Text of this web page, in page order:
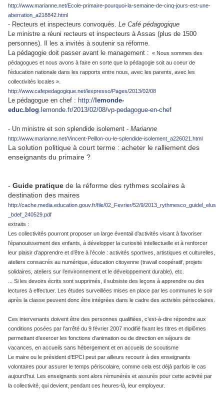
http://www.marianne.net/Ecole-primaire-pourquoi-la-semaine-de-cinq-jours-est-une-
aberration_a218842.html
- Recteurs et inspecteurs convoqués. Le Café pédagogique
Le ministre a réuni recteurs et inspecteurs à Assas (plus de 1500
personnes). Il les a invités à soutenir sa réforme.
La pédagogie doit passer avant le management : « Nous sommes des
pédagogues et nous avons à faire en sorte que la pédagogie soit au coeur de
l'éducation nationale dans les rapports entre nous, avec les parents, avec les
collectivités locales ».
http://www.cafepedagogique.net/lexpresso/Pages/2013/02/08
Le pédagogue en chef : http:// lemonde-
educ.blog.lemonde.fr/2013/02/08/vp-pedagogue-en-chef
- Un ministre et son splendide isolement - Marianne
http://www.marianne.net/Vincent-Peillon-ou-le-splendide-isolement_a226021.html
La solution politique à court terme : acheter le ralliement des
enseignants du primaire ?
- Guide pratique de la réforme des rythmes scolaires à
destination des maires
http://cache.media.education.gouv.fr/file/02_Fevrier/52/9/2013_rythmesco_guidel_elus
_bdef_240529.pdf
extraits :
Les collectivités pourront proposer un large éventail d’activités visant à favoriser
l’épanouissement des enfants, à développer la curiosité intellectuelle et à renforcer
leur plaisir d’apprendre et d’être à l’école : activités sportives, artistiques et culturelles,
ateliers consacrés au numérique, éducation citoyenne (travail coopératif, projets
solidaires, ateliers sur l’environnement et le développement durable), etc.
... Si les devoirs écrits sont supprimés, il subsiste des leçons à apprendre ou des
lectures à effectuer. Les études surveillées mises en place par les communes le soir
après la classe peuvent donc être intégrées dans le cadre des activités périscolaires.
Ces intervenants doivent être des personnes qualifiées, c’est-à-dire répondre aux
conditions posées par l’arrêté du 9 février 2007 modifié fixant les titres et diplômes
permettant d’exercer les fonctions d’animation ou de direction en séjours de
vacances, en accueils sans hébergement et en accueils de scoutisme
Le maire ou le président d’EPCI peut par ailleurs recourir à des enseignants
volontaires pour assurer le temps périscolaire, comme cela est déjà parfois le cas
aujourd’hui. Les enseignants sont alors rémunérés et assurés pour cette activité par
la collectivité, qui devient, pendant ces heures-là, leur employeur.